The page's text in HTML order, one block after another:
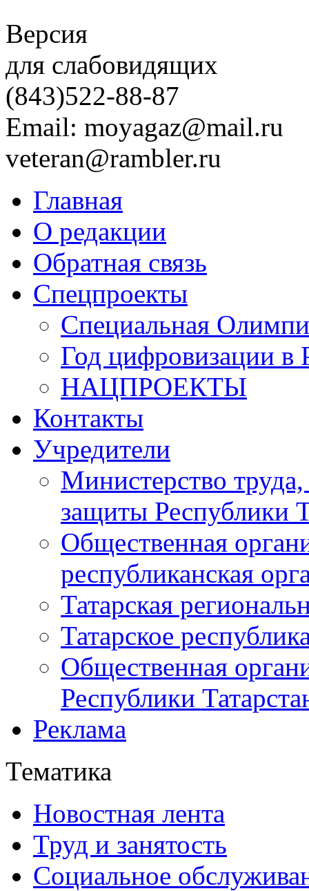
Версия
для слабовидящих
(843)522-88-87
Email: moyagaz@mail.ru
veteran@rambler.ru
Главная
О редакции
Обратная связь
Спецпроекты
Специальная
Год цифровизации в
НАЦПРОЕКТЫ
Контакты
Учредители
Министерство
защиты Республики
Общественная
республиканская
Татарская
Татарское
Общественная
Республики
Реклама
Тематика
Новостная лента
Труд и занятость
Социальное